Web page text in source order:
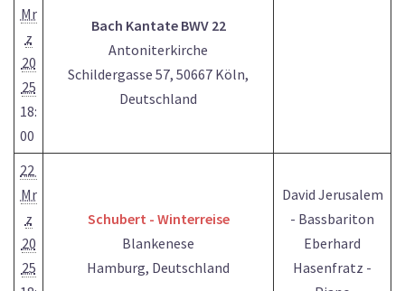
Mr
z
20
25
18:
00
Bach Kantate BWV 22
Antoniterkirche
Schildergasse 57, 50667 Köln,
Deutschland
22
Mr
z
20
25
Schubert - Winterreise
Blankenese
Hamburg, Deutschland
David Jerusalem
- Bassbariton
Eberhard
Hasenfratz -